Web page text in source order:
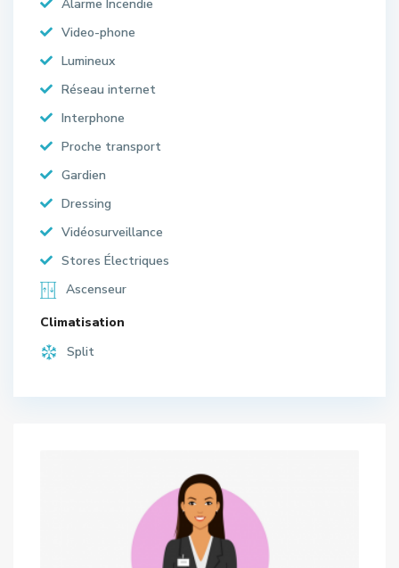
Alarme Incendie
Video-phone
Lumineux
Réseau internet
Interphone
Proche transport
Gardien
Dressing
Vidéosurveillance
Stores Électriques
Ascenseur
Climatisation
Split